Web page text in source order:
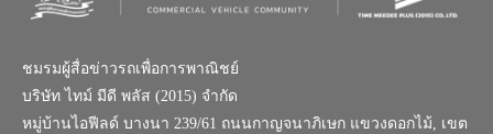
ชมรมผู้สื่อข่าวรถเพื่อการพาณิชย์
บริษัท ไทม์ มีดี พลัส (2015) จำกัด
หมู่บ้านไอฟีลด์ บางนา 239/61 ถนนกาญจนาภิเษก แขวงดอกไม้, เขต